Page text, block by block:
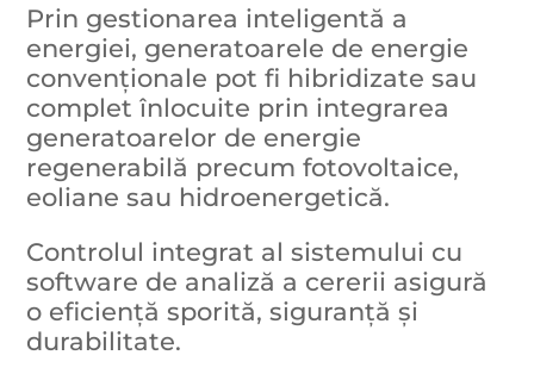
Prin gestionarea inteligentă a
energiei, generatoarele de energie
convenționale pot fi hibridizate sau
complet înlocuite prin integrarea
generatoarelor de energie
regenerabilă precum fotovoltaice,
eoliane sau hidroenergetică.
Controlul integrat al sistemului cu
software de analiză a cererii asigură
o eficiență sporită, siguranță și
durabilitate.